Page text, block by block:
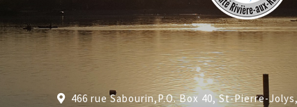
466 rue Sabourin,P.O. Box 40, St-Pierre-